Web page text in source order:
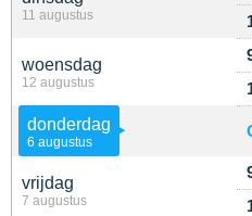
11 augustus
woensdag
12 augustus
donderdag
6 augustus
vrijdag
7 augustus